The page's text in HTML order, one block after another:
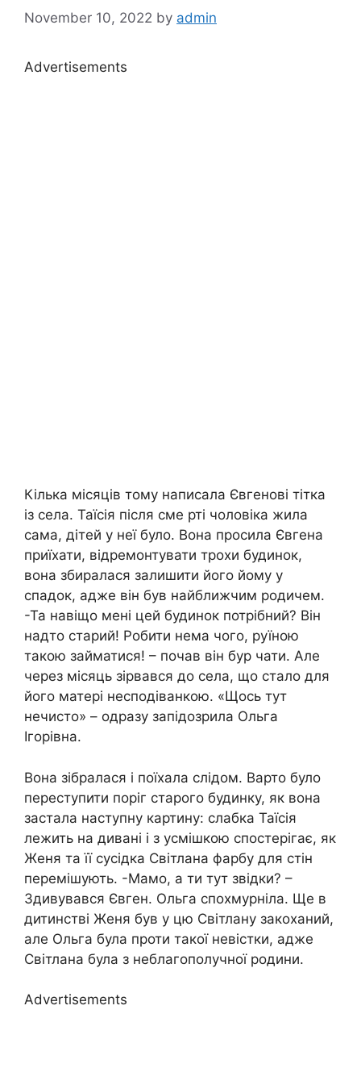
November 10, 2022 by admin
Advertisements
Кілька місяців тому написала Євгенові тітка
із села. Таїсія після сме рті чоловіка жила
сама, дітей у неї було. Вона просила Євгена
приїхати, відремонтувати трохи будинок,
вона збиралася залишити його йому у
спадок, адже він був найближчим родичем.
-Та навіщо мені цей будинок потрібний? Він
надто старий! Робити нема чого, руїною
такою займатися! – почав він бур чати. Але
через місяць зірвався до села, що стало для
його матері несподіванкою. «Щось тут
нечисто» – одразу запідозрила Ольга
Ігорівна.
Вона зібралася і поїхала слідом. Варто було
переступити поріг старого будинку, як вона
застала наступну картину: слабка Таїсія
лежить на дивані і з усмішкою спостерігає, як
Женя та її сусідка Світлана фарбу для стін
перемішують. -Мамо, а ти тут звідки? –
Здивувався Євген. Ольга спохмурніла. Ще в
дитинстві Женя був у цю Світлану закоханий,
але Ольга була проти такої невістки, адже
Світлана була з неблагополучної родини.
Advertisements